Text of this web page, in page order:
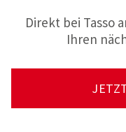
Direkt bei Tasso
Ihren